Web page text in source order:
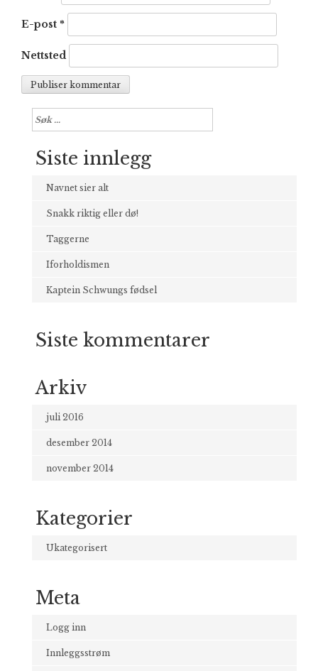
E-post *
Nettsted
Søk
etter:
Siste innlegg
Navnet sier alt
Snakk riktig eller dø!
Taggerne
Iforholdismen
Kaptein Schwungs fødsel
Siste kommentarer
Arkiv
juli 2016
desember 2014
november 2014
Kategorier
Ukategorisert
Meta
Logg inn
Innleggsstrøm